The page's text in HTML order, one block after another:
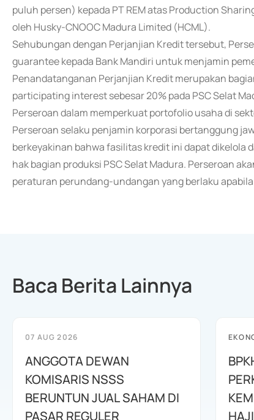
puluh persen) kepada PT REM atas Production
oleh Husky-CNOOC Madura Limited (HCML).
Sehubungan dengan Perjanjian Kredit tersebut,
guarantee kepada Bank Mandiri untuk menjamin
Penandatanganan Perjanjian Kredit merupakan
participating interest sebesar 20% pada PSC Selat
Perseroan dalam memperkuat portofolio usaha di
Perseroan selaku penjamin korporasi bertanggung
berkeyakinan bahwa fasilitas kredit ini dapat dikelola
hak bagian produksi PSC Selat Madura. Perseroan
peraturan perundang-undangan yang berlaku
Baca Berita Lainnya
07 AUG 2026
ANGGOTA DEWAN
KOMISARIS NSSS
BERUNTUN JUAL SAHAM DI
PASAR REGULER
HAJI